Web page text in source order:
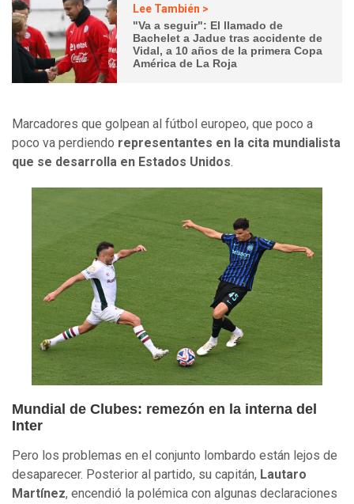
Lee También >
"Va a seguir": El llamado de
Bachelet a Jadue tras accidente de
Vidal, a 10 años de la primera Copa
América de La Roja
Marcadores que golpean al fútbol europeo, que poco a
poco va perdiendo representantes en la cita mundialista
que se desarrolla en Estados Unidos.
Mundial de Clubes: remezón en la interna del
Inter
Pero los problemas en el conjunto lombardo están lejos de
desaparecer. Posterior al partido, su capitán, Lautaro
Martínez, encendió la polémica con algunas declaraciones